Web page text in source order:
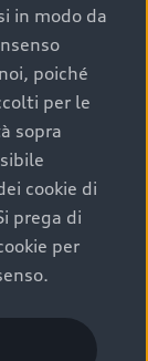
una
attenzione del
e
garantiscono
ufficiale
Prima
che viene
coperto da
del tuo
in modo da
poiché
per le
sopra
cookie di
prega di
per